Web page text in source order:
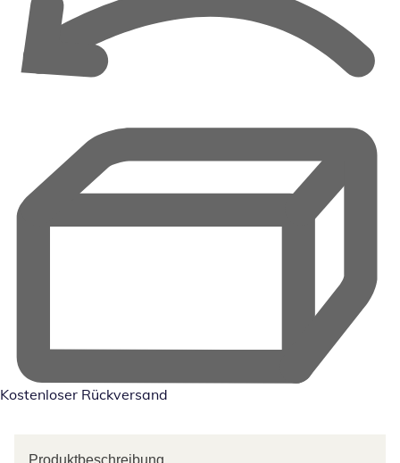
Kostenloser Rückversand
Produktbeschreibung